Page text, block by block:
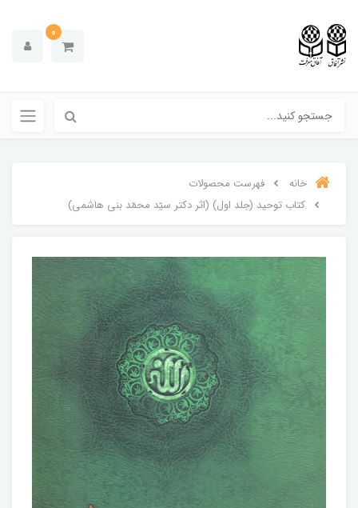
0
خانه
فهرست محصولات
کتاب توحید (جلد اول) (اثر دکتر سیّد محمّد بنی هاشمی)